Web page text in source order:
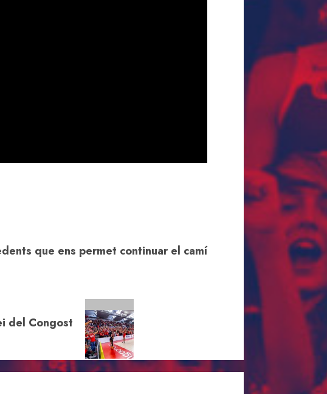
que ens permet continuar el camí
del Congost